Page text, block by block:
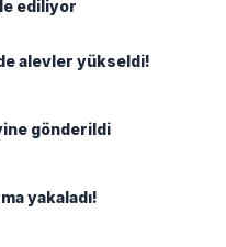
ediliyor
alevler yükseldi!
gönderildi
yakaladı!